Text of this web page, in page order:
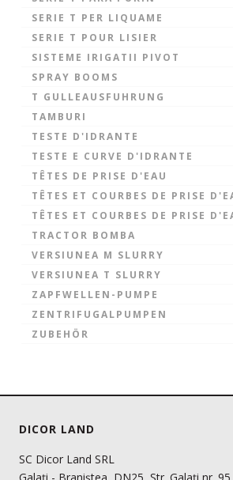
SERIE T PER LIQUAME
SERIE T POUR LISIER
SISTEME IRIGATII PIVOT
SPRAY BOOMS
T GULLEAUSFUHRUNG
TAMBURI
TESTE D'IDRANTE
TESTE E CURVE D'IDRANTE
TÊTES DE PRISE D'EAU
TÊTES ET COURBES DE PRISE
TÊTES ET COURBES DE PRISE
TRACTOR BOMBA
VERSIUNEA M SLURRY
VERSIUNEA T SLURRY
ZAPFWELLEN-PUMPE
ZENTRIFUGALPUMPEN
ZUBEHÖR
DICOR LAND
SC Dicor Land SRL